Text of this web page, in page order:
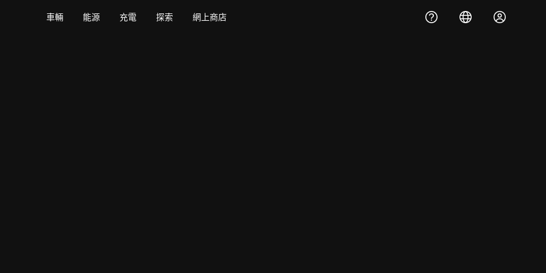
車輛 能源 充電 探索 網上商店